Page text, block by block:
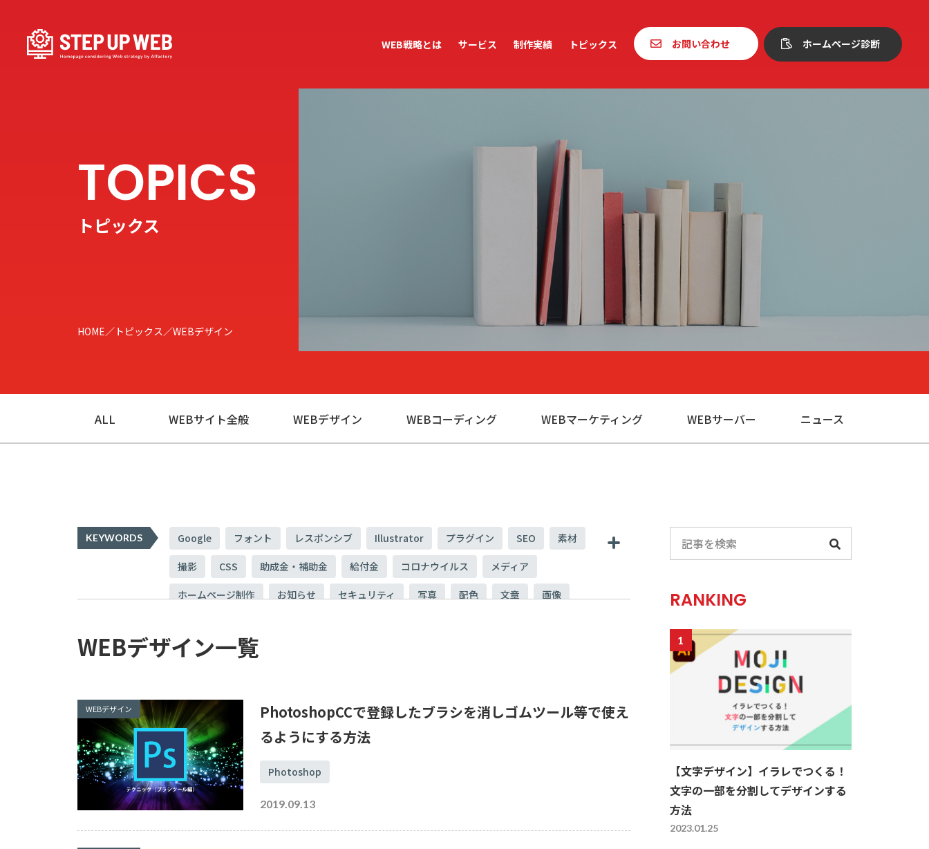
WEB戦略とは サービス 制作実績 トピックス お問い合わせ ホームページ診断
トピックス
HOME トピックス WEBデザイン
ALL WEBサイト全般 WEBデザイン WEBコーディング WEBマーケティング WEBサーバー ニュース
KEYWORDS Google フォント レスポンシブ Illustrator プラグイン SEO 素材
撮影 CSS 助成金・補助金 給付金 コロナウイルス メディア
ホームページ制作 お知らせ セキュリティ 写真 配色 文章 画像
アクセス解析 UI
バックアップ xampp mysql アフィリエイト AI レンタルサーバー
ローカル環境 高速化 SSL
WEBデザイン一覧
WEBデザイン
PhotoshopCCで登録したブラシを消しゴムツール等で使え
るようにする方法
Photoshop
2019.09.13
RANKING
【文字デザイン】イラレでつくる！
文字の一部を分割してデザインする
方法
2023.01.25